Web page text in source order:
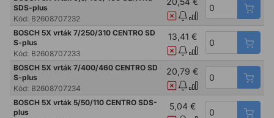
SDS-plus
Kód: B2608707232
BOSCH 5X vrták 7/250/310 CENTRO SD
S-plus
Kód: B2608707233
13,41 €
BOSCH 5X vrták 7/400/460 CENTRO SD
S-plus
Kód: B2608707234
20,79 €
BOSCH 5X vrták 5/50/110 CENTRO SDS-
plus
5,04 €